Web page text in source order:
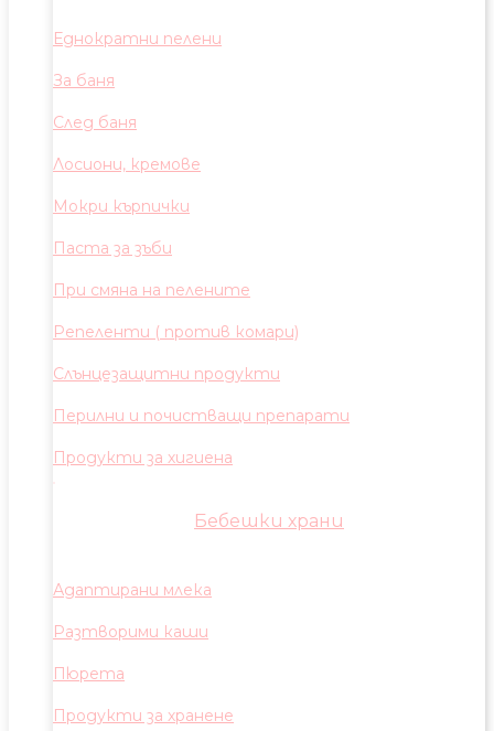
Еднократни пелени
За баня
След баня
Лосиони, кремове
Мокри кърпички
Паста за зъби
При смяна на пелените
Репеленти ( против комари)
Слънцезащитни продукти
Перилни и почистващи препарати
Продукти за хигиена
Бебешки храни
Адаптирани млека
Разтворими каши
Пюрета
Продукти за хранене